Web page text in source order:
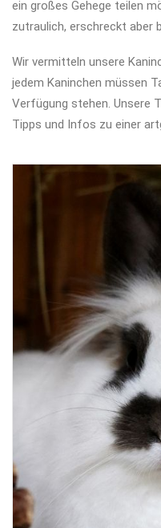
ein großes Gehege teilen
zutraulich, erschreckt aber
Wir vermitteln unsere
jedem Kaninchen müssen
Verfügung stehen. Unsere
Tipps und Infos zu einer